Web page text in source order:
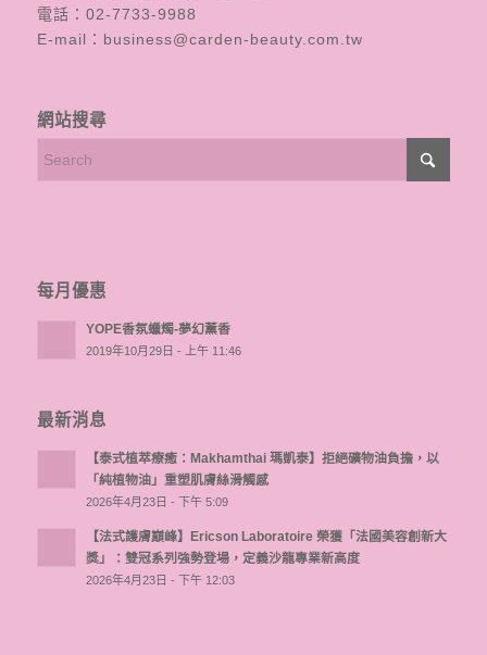
電話： 02-7733-9988
E-mail： business@carden-beauty.com.tw
網站搜尋
每月優惠
YOPE香氛蠟燭-夢幻薰香
2019年10月29日 - 上午 11:46
最新消息
【泰式植萃療癒：Makhamthai 瑪凱泰】拒絕礦物油負擔，以
「純植物油」重塑肌膚絲滑觸感
2026年4月23日 - 下午 5:09
【法式護膚巔峰】Ericson Laboratoire 榮獲「法國美容創新大
獎」：雙冠系列強勢登場，定義沙龍專業新高度
2026年4月23日 - 下午 12:03